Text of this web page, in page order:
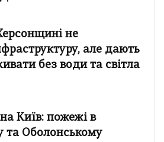
не
але дають
без води та світла
Київ: пожежі в
та Оболонському